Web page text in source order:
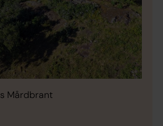
Mårdbrant